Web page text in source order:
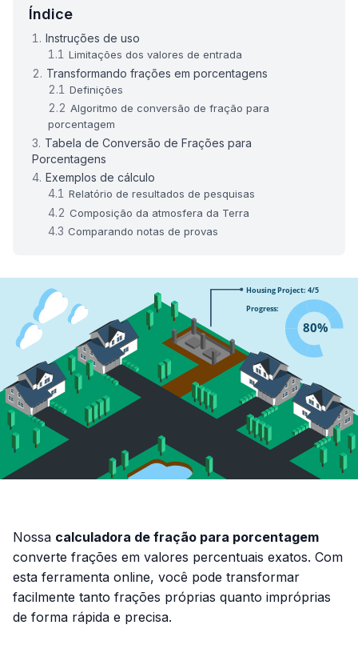
Índice
Instruções de uso
Limitações dos valores de entrada
Transformando frações em porcentagens
Definições
Algoritmo de conversão de fração para
porcentagem
Tabela de Conversão de Frações para
Porcentagens
Exemplos de cálculo
Relatório de resultados de pesquisas
Composição da atmosfera da Terra
Comparando notas de provas
Nossa calculadora de fração para porcentagem
converte frações em valores percentuais exatos. Com
esta ferramenta online, você pode transformar
facilmente tanto frações próprias quanto impróprias
de forma rápida e precisa.